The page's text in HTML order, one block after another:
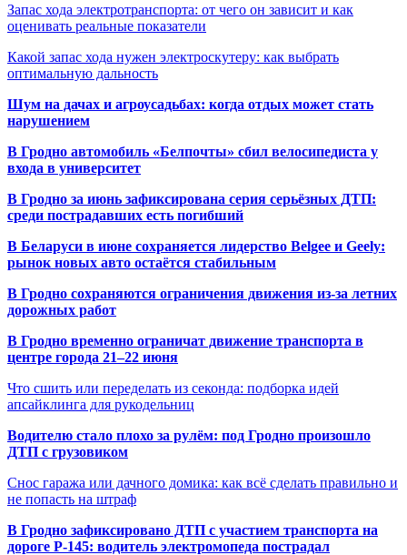
Запас хода электротранспорта: от чего он зависит и как
оценивать реальные показатели
Какой запас хода нужен электроскутеру: как выбрать
оптимальную дальность
Шум на дачах и агроусадьбах: когда отдых может стать
нарушением
В Гродно автомобиль «Белпочты» сбил велосипедиста у
входа в университет
В Гродно за июнь зафиксирована серия серьёзных ДТП:
среди пострадавших есть погибший
В Беларуси в июне сохраняется лидерство Belgee и Geely:
рынок новых авто остаётся стабильным
В Гродно сохраняются ограничения движения из-за летних
дорожных работ
В Гродно временно ограничат движение транспорта в
центре города 21–22 июня
Что сшить или переделать из секонда: подборка идей
апсайклинга для рукодельниц
Водителю стало плохо за рулём: под Гродно произошло
ДТП с грузовиком
Снос гаража или дачного домика: как всё сделать правильно и
не попасть на штраф
В Гродно зафиксировано ДТП с участием транспорта на
дороге Р-145: водитель электромопеда пострадал